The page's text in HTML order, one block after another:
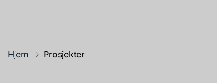
Hjem Prosjekter